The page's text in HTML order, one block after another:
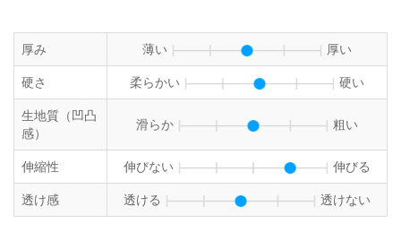
厚み 薄い 厚い
硬さ 柔らかい 硬い
生地質（凹凸
感）
滑らか 粗い
伸縮性 伸びない 伸びる
透け感 透ける 透けない